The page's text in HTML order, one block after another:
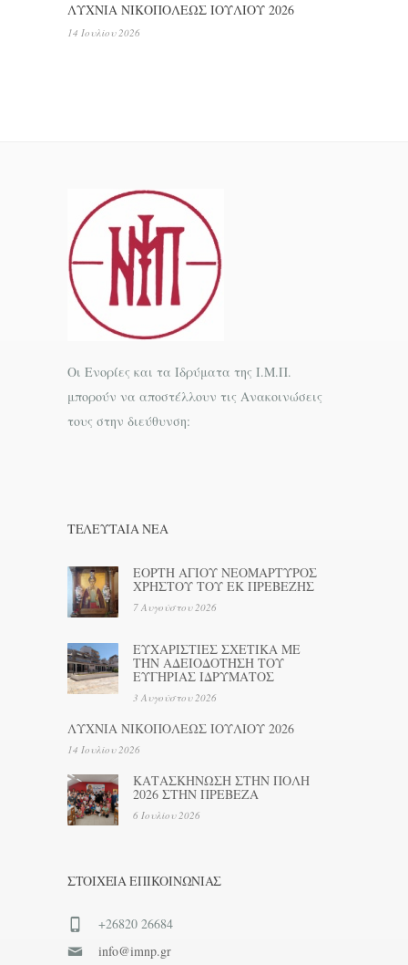
ΛΥΧΝΙΑ ΝΙΚΟΠΟΛΕΩΣ ΙΟΥΛΙΟΥ 2026
14 Ιουλίου 2026
Οι Ενορίες και τα Ιδρύματα της Ι.Μ.Π.
μπορούν να αποστέλλουν τις Ανακοινώσεις
τους στην διεύθυνση:
ΤΕΛΕΥΤΑΊΑ ΝΕΑ
ΕΟΡΤΗ ΑΓΙΟΥ ΝΕΟΜΑΡΤΥΡΟΣ
ΧΡΗΣΤΟΥ ΤΟΥ ΕΚ ΠΡΕΒΕΖΗΣ
7 Αυγούστου 2026
ΕΥΧΑΡΙΣΤΙΕΣ ΣΧΕΤΙΚΑ ΜΕ
ΤΗΝ ΑΔΕΙΟΔΟΤΗΣΗ ΤΟΥ
ΕΥΓΗΡΙΑΣ ΙΔΡΥΜΑΤΟΣ
3 Αυγούστου 2026
ΛΥΧΝΙΑ ΝΙΚΟΠΟΛΕΩΣ ΙΟΥΛΙΟΥ 2026
14 Ιουλίου 2026
ΚΑΤΑΣΚΗΝΩΣΗ ΣΤΗΝ ΠΟΛΗ
2026 ΣΤΗΝ ΠΡΕΒΕΖΑ
6 Ιουλίου 2026
ΣΤΟΙΧΕΊΑ ΕΠΙΚΟΙΝΩΝΊΑΣ
+26820 26684
info@imnp.gr